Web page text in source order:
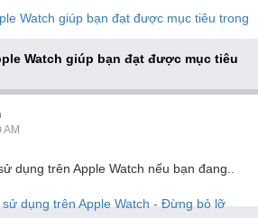
Watch giúp bạn đạt được mục tiêu
giúp bạn đạt được..
AM
dụng trên Apple Watch nếu bạn đang..